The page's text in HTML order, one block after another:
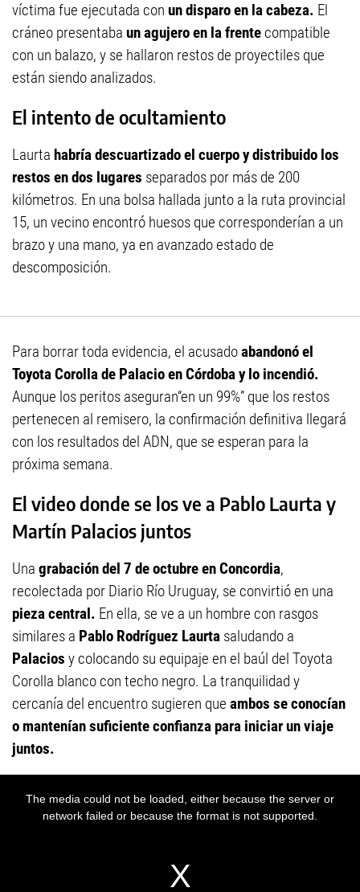
víctima fue ejecutada con un disparo en la cabeza. El
cráneo presentaba un agujero en la frente compatible
con un balazo, y se hallaron restos de proyectiles que
están siendo analizados.
El intento de ocultamiento
Laurta habría descuartizado el cuerpo y distribuido los
restos en dos lugares separados por más de 200
kilómetros. En una bolsa hallada junto a la ruta provincial
15, un vecino encontró huesos que corresponderían a un
brazo y una mano, ya en avanzado estado de
descomposición.
Para borrar toda evidencia, el acusadoabandonó el
Toyota Corolla de Palacio en Córdoba y lo incendió.
Aunque los peritos aseguran“en un 99%” que los restos
pertenecen al remisero, la confirmación definitiva llegará
con los resultados del ADN, que se esperan para la
próxima semana.
El video donde se los ve a Pablo Laurta y
Martín Palacios juntos
Una grabación del 7 de octubre en Concordia,
recolectada por Diario Río Uruguay, se convirtió en una
pieza central. En ella, se ve a un hombre con rasgos
similares a Pablo Rodríguez Laurta saludando a
Palacios y colocando su equipaje en el baúl del Toyota
Corolla blanco con techo negro. La tranquilidad y
cercanía del encuentro sugieren que ambos se conocían
o mantenían suficiente confianza para iniciar un viaje
juntos.